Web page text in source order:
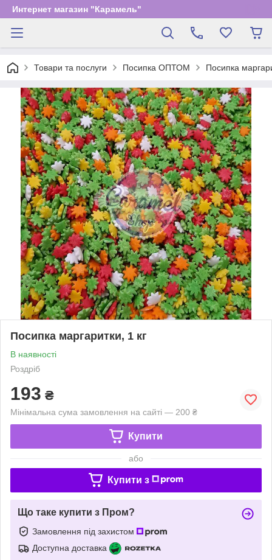
Интернет магазин "Карамель"
Товари та послуги Посипка ОПТОМ Посипка
Посипка маргаритки, 1 кг
В наявності
Роздріб
193 ₴
Мінімальна сума замовлення на сайті — 200 ₴
Купити
або
Купити з
Що таке купити з Пром?
Замовлення під захистом
Доступна доставка